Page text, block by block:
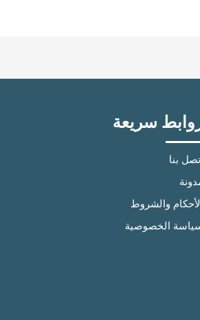
سريعة
بنا
والشروط
الخصوصية